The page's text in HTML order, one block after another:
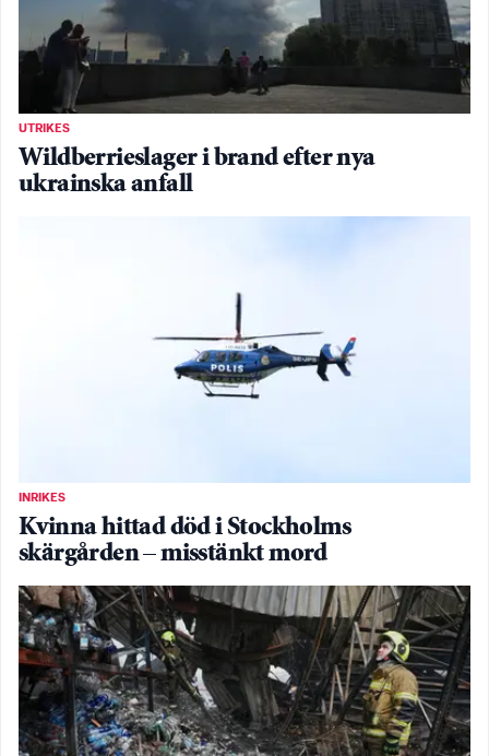
UTRIKES
Wildberrieslager i brand efter nya
ukrainska anfall
INRIKES
Kvinna hittad död i Stockholms
skärgården – misstänkt mord